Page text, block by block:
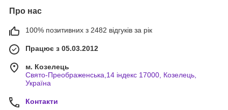
Про нас
100% позитивних з 2482 відгуків за рік
Працює з 05.03.2012
м. Козелець
Свято-Преображенська,14 індекс 17000, Козелець,
Україна
Контакти